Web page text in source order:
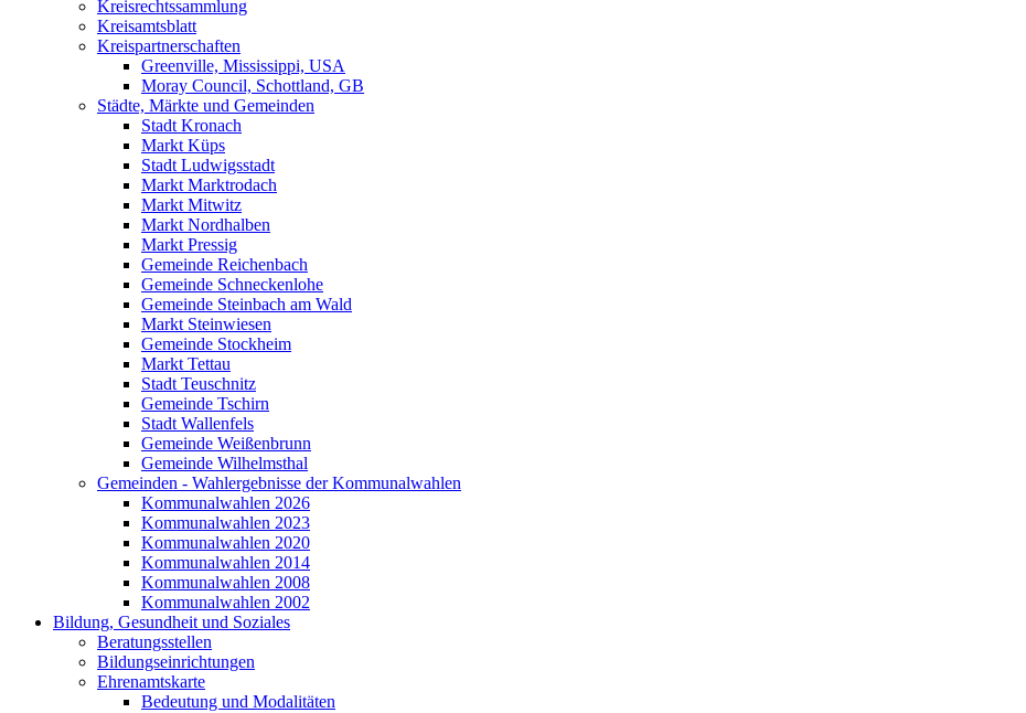
Kreisrechtssammlung
Kreisamtsblatt
Kreispartnerschaften
Greenville, Mississippi, USA
Moray Council, Schottland, GB
Städte, Märkte und Gemeinden
Stadt Kronach
Markt Küps
Stadt Ludwigsstadt
Markt Marktrodach
Markt Mitwitz
Markt Nordhalben
Markt Pressig
Gemeinde Reichenbach
Gemeinde Schneckenlohe
Gemeinde Steinbach am Wald
Markt Steinwiesen
Gemeinde Stockheim
Markt Tettau
Stadt Teuschnitz
Gemeinde Tschirn
Stadt Wallenfels
Gemeinde Weißenbrunn
Gemeinde Wilhelmsthal
Gemeinden - Wahlergebnisse der Kommunalwahlen
Kommunalwahlen 2026
Kommunalwahlen 2023
Kommunalwahlen 2020
Kommunalwahlen 2014
Kommunalwahlen 2008
Kommunalwahlen 2002
Bildung, Gesundheit und Soziales
Beratungsstellen
Bildungseinrichtungen
Ehrenamtskarte
Bedeutung und Modalitäten